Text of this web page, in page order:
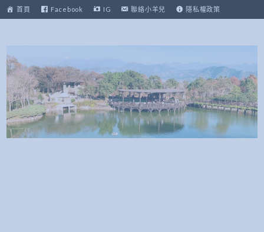
至
內
首頁 Facebook IG 聯絡小羊兒 隱私權政策